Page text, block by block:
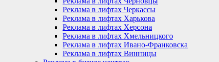
Реклама в лифтах Черкассы
Реклама в лифтах Харькова
Реклама в лифтах Херсона
Реклама в лифтах Хмельницкого
Реклама в лифтах Ивано-Франковска
Реклама в лифтах Винницы